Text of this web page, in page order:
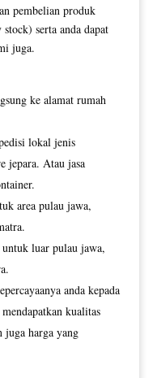
pembelian produk
serta anda dapat
juga.
ke alamat rumah
lokal jenis
jepara. Atau jasa
area pulau jawa,
luar pulau jawa,
anda kepada
kualitas
juga harga yang